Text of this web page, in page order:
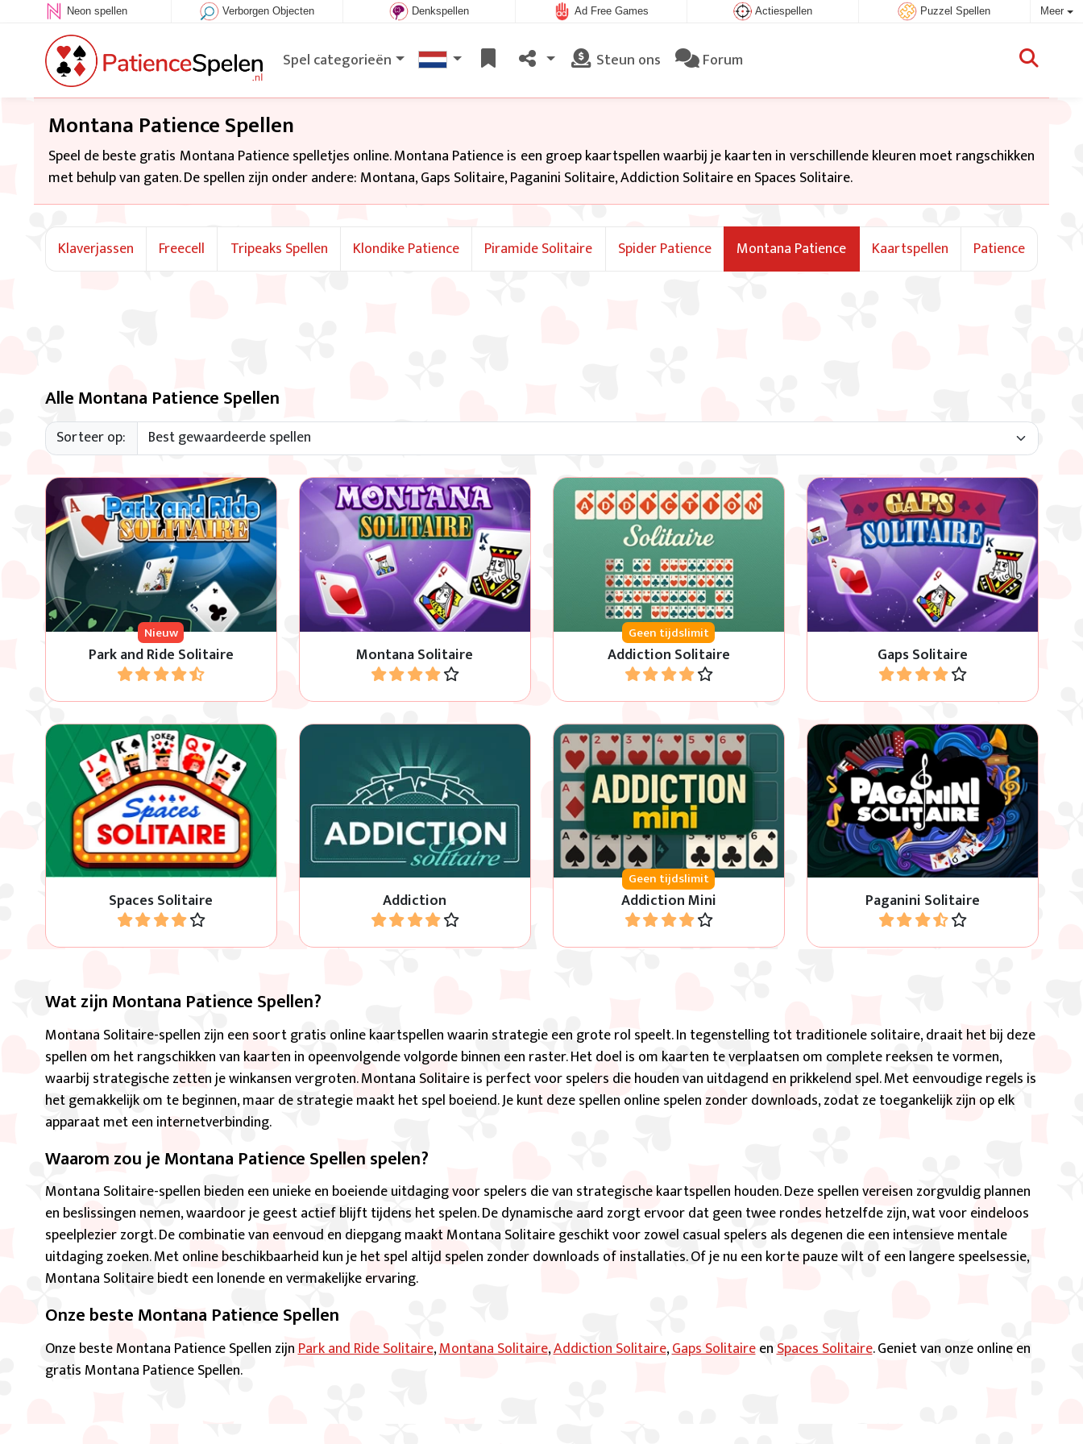
Neon spellen Verborgen Objecten Denkspellen Ad Free Games Actiespellen Puzzel Spellen Meer
Spel categorieën Steun ons Forum
Montana Patience Spellen
Speel de beste gratis Montana Patience spelletjes online. Montana Patience is een groep kaartspellen waarbij je kaarten in verschillende kleuren moet rangschikken
met behulp van gaten. De spellen zijn onder andere: Montana, Gaps Solitaire, Paganini Solitaire, Addiction Solitaire en Spaces Solitaire.
Klaverjassen Freecell Tripeaks Spellen Klondike Patience Piramide Solitaire Spider Patience Montana Patience Kaartspellen Patience
Alle Montana Patience Spellen
Sorteer op:
Nieuw
Park and Ride Solitaire
Gebruik de lege plekken om alle
kaarten op kaartkleur en volgorde
te krijgen van 2 naar Koning.
Speel Montana Solitaire
Gebruik lege plekken om alle
kaarten op soort en volgorde te
krijgen van 2 naar Koning.
Speel
Geen tijdslimit
Addiction Solitaire
Plaats alle vier de rijen in oplopende
volgorde in dezelfde kaartsoort.
Speel Gaps Solitaire
Gebruik de gaten om alle kaarten
op kleur en volgorde te krijgen van
2 naar Koning.
Speel
Spaces Solitaire
Gebruik de lege plekken om alle
kaarten op kleur en volgorde te
krijgen van A naar Koning.
Speel Addiction
Sorteer alle vier de rijen in
oplopende volgorde in dezelfde
kaartsoort.
Speel
Geen tijdslimit
Addiction Mini
Miniversie van Addiction Solitaire:
krijg alle kaarten op kleur en
volgorde te krijgen van A naar 6.
Speel Paganini Solitaire
Gebruik de lege plekken om alle
kaarten op kleur en volgorde te
krijgen van A naar Koning.
Speel
Wat zijn Montana Patience Spellen?
Montana Solitaire-spellen zijn een soort gratis online kaartspellen waarin strategie een grote rol speelt. In tegenstelling tot traditionele solitaire, draait het bij deze
spellen om het rangschikken van kaarten in opeenvolgende volgorde binnen een raster. Het doel is om kaarten te verplaatsen om complete reeksen te vormen,
waarbij strategische zetten je winkansen vergroten. Montana Solitaire is perfect voor spelers die houden van uitdagend en prikkelend spel. Met eenvoudige regels is
het gemakkelijk om te beginnen, maar de strategie maakt het spel boeiend. Je kunt deze spellen online spelen zonder downloads, zodat ze toegankelijk zijn op elk
apparaat met een internetverbinding.
Waarom zou je Montana Patience Spellen spelen?
Montana Solitaire-spellen bieden een unieke en boeiende uitdaging voor spelers die van strategische kaartspellen houden. Deze spellen vereisen zorgvuldig plannen
en beslissingen nemen, waardoor je geest actief blijft tijdens het spelen. De dynamische aard zorgt ervoor dat geen twee rondes hetzelfde zijn, wat voor eindeloos
speelplezier zorgt. De combinatie van eenvoud en diepgang maakt Montana Solitaire geschikt voor zowel casual spelers als degenen die een intensieve mentale
uitdaging zoeken. Met online beschikbaarheid kun je het spel altijd spelen zonder downloads of installaties. Of je nu een korte pauze wilt of een langere speelsessie,
Montana Solitaire biedt een lonende en vermakelijke ervaring.
Onze beste Montana Patience Spellen
Onze beste Montana Patience Spellen zijnPark and Ride Solitaire,Montana Solitaire,Addiction Solitaire,Gaps SolitaireenSpaces Solitaire. Geniet van onze online en
gratis Montana Patience Spellen.